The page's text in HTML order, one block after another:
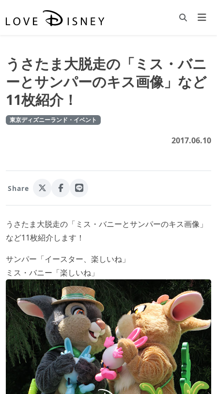
うさたま大脱走の「ミス・バニ
ーとサンパーのキス画像」など
11枚紹介！
東京ディズニーランド・イベント
2017.06.10
Share
うさたま大脱走の「ミス・バニーとサンパーのキス画像」
など11枚紹介します！
サンパー「イースター、楽しいね」
ミス・バニー「楽しいね」